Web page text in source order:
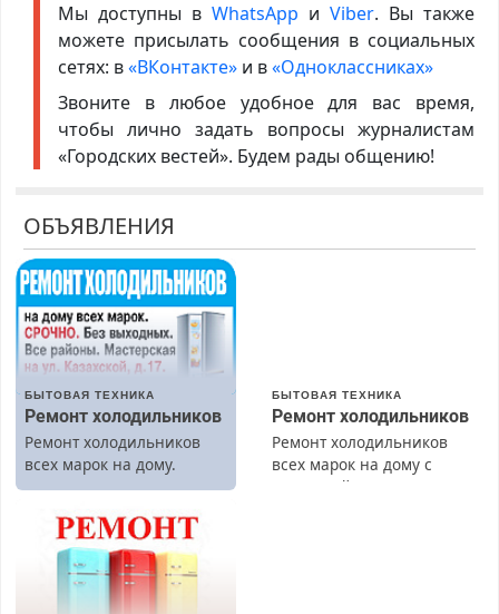
Мы доступны в WhatsApp иViber. Вы также
можете присылать сообщения в социальных
сетях: в«ВКонтакте»и в«Одноклассниках»
Звоните в любое удобное для вас время,
чтобы лично задать вопросы журналистам
«Городских вестей». Будем рады общению!
ОБЪЯВЛЕНИЯ
БЫТОВАЯ ТЕХНИКА
Ремонт холодильников
Ремонт холодильников
всех марок на дому.
БЫТОВАЯ ТЕХНИКА
Ремонт холодильников
Ремонт холодильников
всех марок на дому с
гарантией. Замена